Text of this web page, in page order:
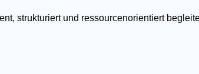
strukturiert und ressourcenorientiert